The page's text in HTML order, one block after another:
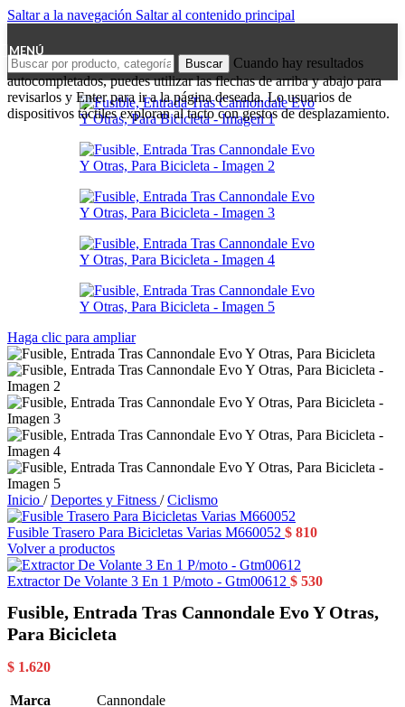
Saltar a la navegación Saltar al contenido principal
MENÚ
Buscar
Cuando hay resultados
autocompletados, puedes utilizar las flechas de arriba y abajo para
revisarlos y Enter para ir a la página deseada. Lo usuarios de
dispositivos táctiles exploran al tacto con gestos de desplazamiento.
Haga clic para ampliar
Inicio / Deportes y Fitness / Ciclismo
Fusible Trasero Para Bicicletas Varias M660052 $ 810
Volver a productos
Extractor De Volante 3 En 1 P/moto - Gtm00612 $ 530
Fusible, Entrada Tras Cannondale Evo Y Otras,
Para Bicicleta
$ 1.620
Marca Cannondale